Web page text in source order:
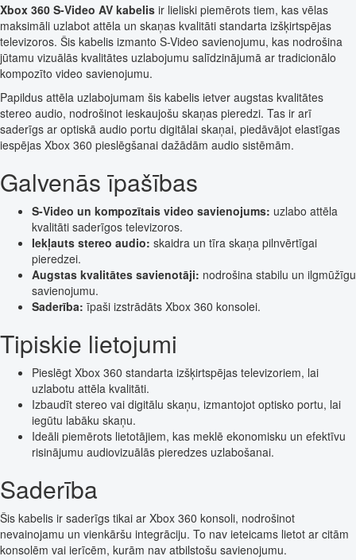
Xbox 360 S-Video AV kabelis ir lieliski piemērots tiem, kas vēlas
maksimāli uzlabot attēla un skaņas kvalitāti standarta izšķirtspējas
televizoros. Šis kabelis izmanto S-Video savienojumu, kas nodrošina
jūtamu vizuālās kvalitātes uzlabojumu salīdzinājumā ar tradicionālo
kompozīto video savienojumu.
Papildus attēla uzlabojumam šis kabelis ietver augstas kvalitātes
stereo audio, nodrošinot ieskaujošu skaņas pieredzi. Tas ir arī
saderīgs ar optiskā audio portu digitālai skaņai, piedāvājot elastīgas
iespējas Xbox 360 pieslēgšanai dažādām audio sistēmām.
Galvenās īpašības
S-Video un kompozītais video savienojums: uzlabo attēla
kvalitāti saderīgos televizoros.
Iekļauts stereo audio: skaidra un tīra skaņa pilnvērtīgai
pieredzei.
Augstas kvalitātes savienotāji: nodrošina stabilu un ilgmūžīgu
savienojumu.
Saderība: īpaši izstrādāts Xbox 360 konsolei.
Tipiskie lietojumi
Pieslēgt Xbox 360 standarta izšķirtspējas televizoriem, lai
uzlabotu attēla kvalitāti.
Izbaudīt stereo vai digitālu skaņu, izmantojot optisko portu, lai
iegūtu labāku skaņu.
Ideāli piemērots lietotājiem, kas meklē ekonomisku un efektīvu
risinājumu audiovizuālās pieredzes uzlabošanai.
Saderība
Šis kabelis ir saderīgs tikai ar Xbox 360 konsoli, nodrošinot
nevainojamu un vienkāršu integrāciju. To nav ieteicams lietot ar citām
konsolēm vai ierīcēm, kurām nav atbilstošu savienojumu.